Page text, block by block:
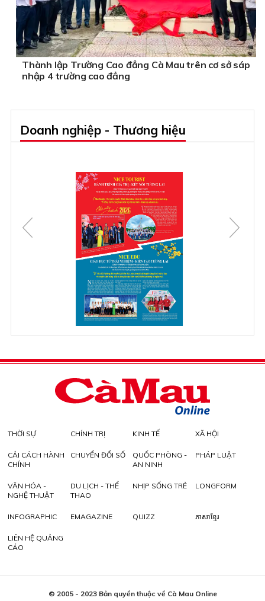
Thành lập Trường Cao đẳng Cà Mau trên cơ sở sáp
nhập 4 trường cao đẳng
Doanh nghiệp - Thương hiệu
THỜI SỰ CHÍNH TRỊ KINH TẾ XÃ HỘI
CẢI CÁCH HÀNH
CHÍNH
CHUYỂN ĐỔI SỐ
QUỐC PHÒNG -
AN NINH
PHÁP LUẬT
VĂN HÓA -
NGHỆ THUẬT
DU LỊCH - THỂ
THAO
NHỊP SỐNG TRẺ LONGFORM
INFOGRAPHIC EMAGAZINE QUIZZ ភាសាខ្មែរ
LIÊN HỆ QUẢNG
CÁO
© 2005 - 2023 Bản quyền thuộc về Cà Mau Online